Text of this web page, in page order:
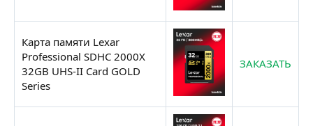
Карта памяти Lexar
Professional SDHC 2000X
32GB UHS-II Card GOLD
Series
ЗАКАЗАТЬ